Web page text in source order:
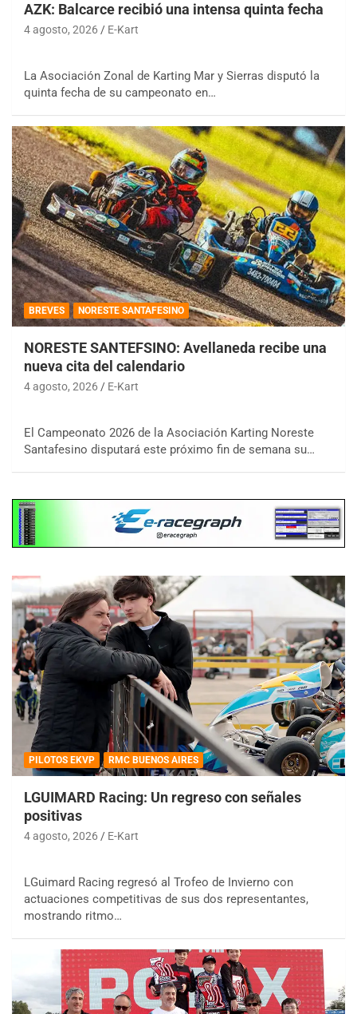
AZK: Balcarce recibió una intensa quinta fecha
4 agosto, 2026 E-Kart
La Asociación Zonal de Karting Mar y Sierras disputó la
quinta fecha de su campeonato en…
BREVES NORESTE SANTAFESINO
NORESTE SANTEFSINO: Avellaneda recibe una
nueva cita del calendario
4 agosto, 2026 E-Kart
El Campeonato 2026 de la Asociación Karting Noreste
Santafesino disputará este próximo fin de semana su…
PILOTOS EKVP RMC BUENOS AIRES
LGUIMARD Racing: Un regreso con señales
positivas
4 agosto, 2026 E-Kart
LGuimard Racing regresó al Trofeo de Invierno con
actuaciones competitivas de sus dos representantes,
mostrando ritmo…